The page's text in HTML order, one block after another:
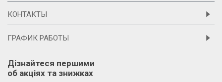
КОНТАКТЫ
ГРАФИК РАБОТЫ
Дізнайтеся першими
об акціях та знижках